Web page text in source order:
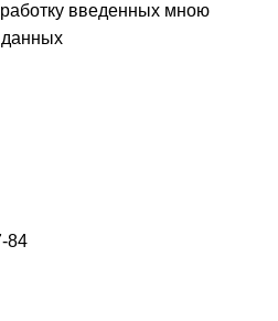
введенных мною
84